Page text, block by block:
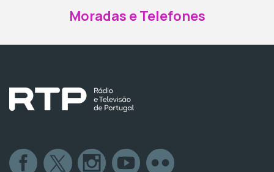
Moradas e Telefones